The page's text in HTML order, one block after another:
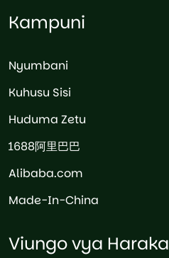
Kampuni
Nyumbani
Kuhusu Sisi
Huduma Zetu
1688阿里巴巴
Alibaba.com
Made-In-China
Viungo vya Haraka